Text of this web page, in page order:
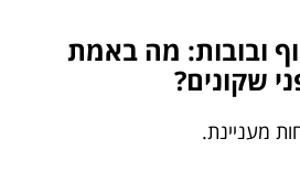
ובובות: מה באמת
שקונים?
מעניינת.